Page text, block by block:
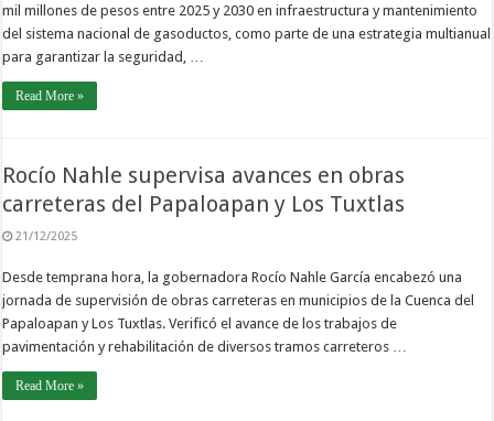
mil millones de pesos entre 2025 y 2030 en infraestructura y mantenimiento
del sistema nacional de gasoductos, como parte de una estrategia multianual
para garantizar la seguridad, …
Read More »
Rocío Nahle supervisa avances en obras
carreteras del Papaloapan y Los Tuxtlas
21/12/2025
Desde temprana hora, la gobernadora Rocío Nahle García encabezó una
jornada de supervisión de obras carreteras en municipios de la Cuenca del
Papaloapan y Los Tuxtlas. Verificó el avance de los trabajos de
pavimentación y rehabilitación de diversos tramos carreteros …
Read More »